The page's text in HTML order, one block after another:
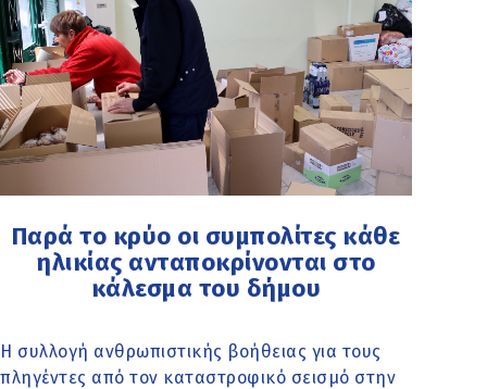
Παρά το κρύο οι συμπολίτες κάθε
ηλικίας ανταποκρίνονται στο
κάλεσμα του δήμου
Η συλλογή ανθρωπιστικής βοήθειας για τους
πληγέντες από τον καταστροφικό σεισμό στην